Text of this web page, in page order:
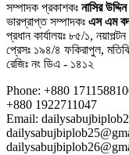
সম্পাদক প্রকাশকঃ নাসির
ভারপ্রাপ্ত সম্পাদকঃ এস এম
প্রধান কার্যালয়ঃ ৮৫/১,
প্রেসঃ ১৯৪/৪ ফকিরাপুল,
রেজিঃ নং ডিএ - ১৪১২
Phone: +880
+880 1922711047
Email: